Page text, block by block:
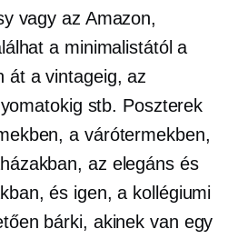
vagy az Amazon,
a minimalistától a
át a vintageig, az
stb. Poszterek
a várótermekben,
az elegáns és
és igen, a kollégiumi
bárki, akinek van egy